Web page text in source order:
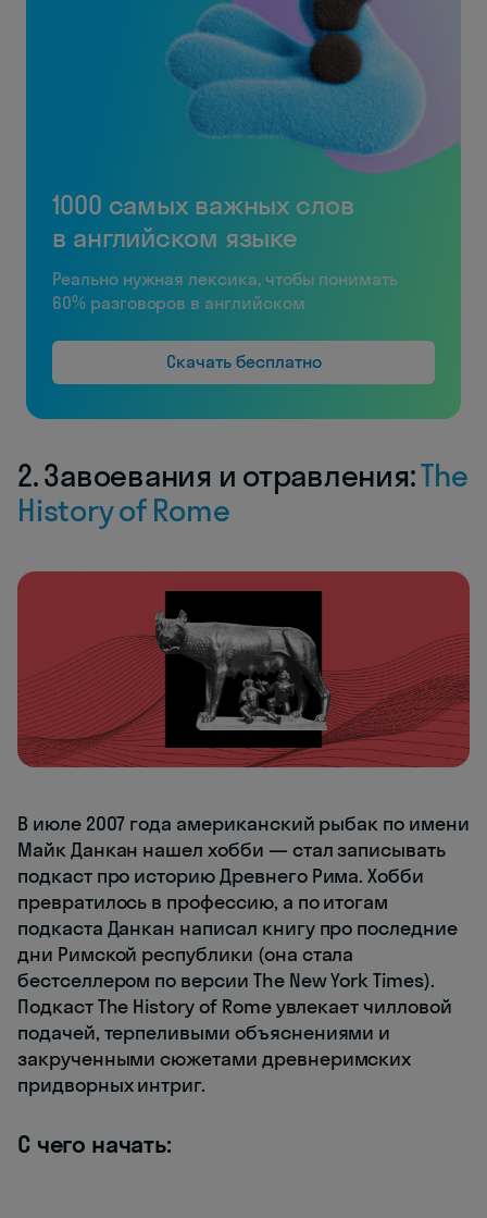
1000 самых важных слов
в английском языке
Реально нужная лексика, чтобы понимать
60% разговоров в английском
Скачать бесплатно
2. Завоевания и отравления:The
History of Rome
В июле 2007 года американский рыбак по имени
Майк Данкан нашел хобби — стал записывать
подкаст про историю Древнего Рима. Хобби
превратилось в профессию, а по итогам
подкаста Данкан написал книгу про последние
дни Римской республики (она стала
бестселлером по версии The New York Times).
Подкаст The History of Rome увлекает чилловой
подачей, терпеливыми объяснениями и
закрученными сюжетами древнеримских
придворных интриг.
С чего начать: